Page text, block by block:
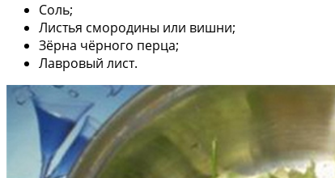
Соль;
Листья смородины или вишни;
Зёрна чёрного перца;
Лавровый лист.